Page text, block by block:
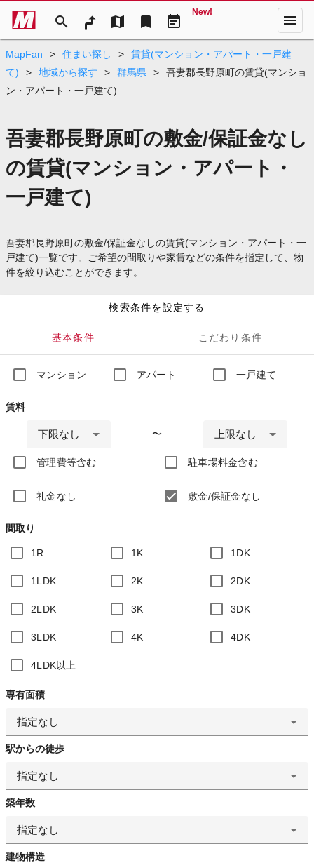
search map bookmark event_note
New! menu
MapFan > 住まい探し >
賃貸(マンション・アパート・一戸建
て)
> 地域から探す > 群馬県 >
吾妻郡長野原町の賃貸(マンショ
ン・アパート・一戸建て)
吾妻郡長野原町の敷金/保証金なし
の賃貸(マンション・アパート・
一戸建て)
吾妻郡長野原町の敷金/保証金なしの賃貸(マンション・アパート・一
戸建て)一覧です。ご希望の間取りや家賃などの条件を指定して、物
件を絞り込むことができます。
検索条件を設定する
基本条件 こだわり条件
マンション アパート 一戸建て
賃料
下限なし 〜 上限なし
管理費等含む 駐車場料金含む
礼金なし 敷金/保証金なし
間取り
1R 1K 1DK
1LDK 2K 2DK
2LDK 3K 3DK
3LDK 4K 4DK
4LDK以上
専有面積
指定なし
駅からの徒歩
指定なし
築年数
指定なし
建物構造